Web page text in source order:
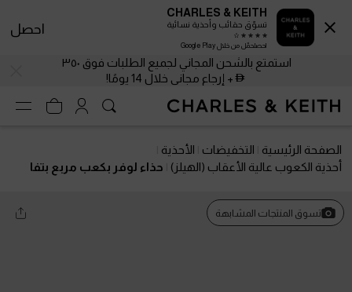
استمتع بالشحن المجاني لجميع الطلبات فوق ٣٥٠
+ إرجاع مجاني خلال 14 يومًا!
الصفحة الرئيسية التخفيضات
الأحذية
أحذية الكعوب عالية الأعقاب (الهيلز)
حذاء لوفر بكعب مربع بتفا
تسوق المنتجات المشابهة
CHARLES & KEITH
تسوّق حقائب وأحذية نسائية
احصلحمّل من خلال Google Play
احصل